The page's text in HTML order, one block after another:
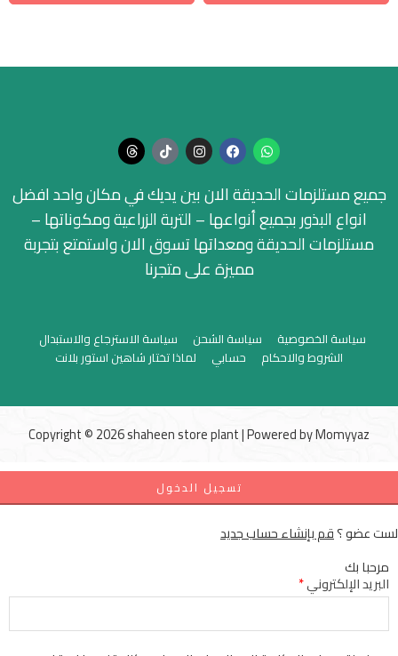
جميع مستلزمات الحديقة الان بين يديك في مكان واحد افضل
انواع البذور بجميع أنواعها – التربة الزراعية ومكوناتها –
مستلزمات الحديقة ومعداتها تسوق الان واستمتع بتجربة
مميزة على متجرنا
سياسة الخصوصية سياسة الشحن
سياسة الاسترجاع والاستبدال
الشروط والاحكام
حسابي لماذا تختار شاهين استور بلانت
Copyright © 2026 shaheen store plant | Powered byMomyyaz
تسجيل الدخول
لست عضو ؟قم بإنشاء حساب جديد
مرحبا بك
البريد الإلكتروني*